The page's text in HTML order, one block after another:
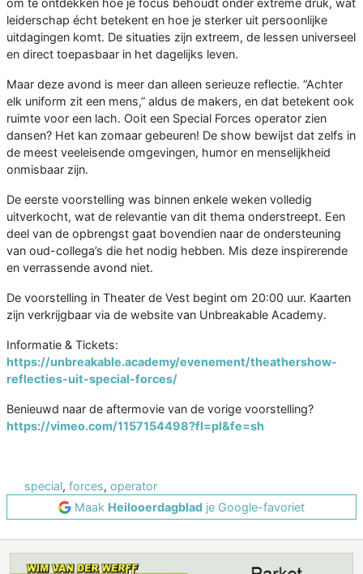
om te ontdekken hoe je focus behoudt onder extreme druk, wat
leiderschap écht betekent en hoe je sterker uit persoonlijke
uitdagingen komt. De situaties zijn extreem, de lessen universeel
en direct toepasbaar in het dagelijks leven.
Maar deze avond is meer dan alleen serieuze reflectie. “Achter
elk uniform zit een mens,” aldus de makers, en dat betekent ook
ruimte voor een lach. Ooit een Special Forces operator zien
dansen? Het kan zomaar gebeuren! De show bewijst dat zelfs in
de meest veeleisende omgevingen, humor en menselijkheid
onmisbaar zijn.
De eerste voorstelling was binnen enkele weken volledig
uitverkocht, wat de relevantie van dit thema onderstreept. Een
deel van de opbrengst gaat bovendien naar de ondersteuning
van oud-collega’s die het nodig hebben. Mis deze inspirerende
en verrassende avond niet.
De voorstelling in Theater de Vest begint om 20:00 uur. Kaarten
zijn verkrijgbaar via de website van Unbreakable Academy.
Informatie & Tickets:
https://unbreakable.academy/evenement/theathershow-
reflecties-uit-special-forces/
Benieuwd naar de aftermovie van de vorige voorstelling?
https://vimeo.com/1157154498?fl=pl&fe=sh
special, forces, operator
Maak Heilooerdagblad je Google-favoriet